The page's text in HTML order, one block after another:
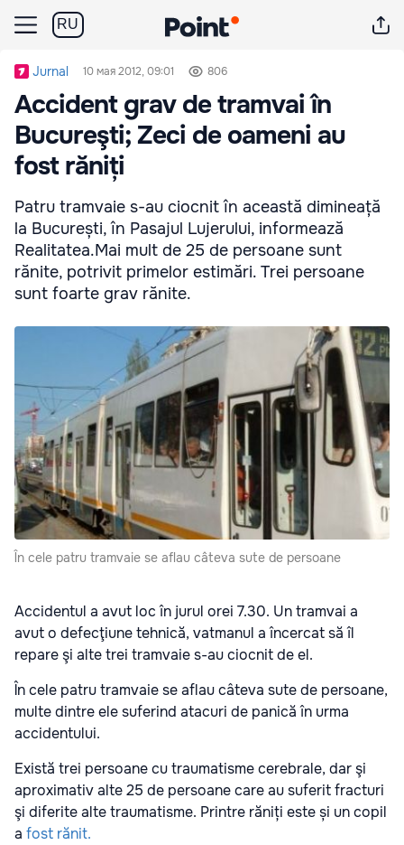
RU
Jurnal 10 мая 2012, 09:01 806
Accident grav de tramvai în
Bucureşti; Zeci de oameni au
fost răniți
Patru tramvaie s-au ciocnit în această dimineață
la București, în Pasajul Lujerului, informează
Realitatea.Mai mult de 25 de persoane sunt
rănite, potrivit primelor estimări. Trei persoane
sunt foarte grav rănite.
În cele patru tramvaie se aflau câteva sute de persoane
Accidentul a avut loc în jurul orei 7.30. Un tramvai a
avut o defecţiune tehnică, vatmanul a încercat să îl
repare şi alte trei tramvaie s-au ciocnit de el.
În cele patru tramvaie se aflau câteva sute de persoane,
multe dintre ele suferind atacuri de panică în urma
accidentului.
Există trei persoane cu traumatisme cerebrale, dar şi
aproximativ alte 25 de persoane care au suferit fracturi
şi diferite alte traumatisme. Printre răniți este și un copil
a fost rănit.